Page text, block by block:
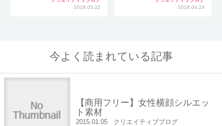
2018.05.22
2018.04.24
今よく読まれている記事
【商用フリー】女性横顔シルエッ
ト素材
2015.01.05 クリエイティブブログ